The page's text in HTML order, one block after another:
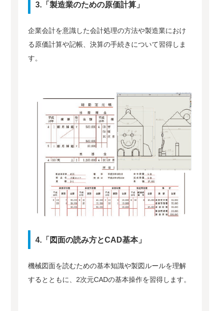
3.「製造業のための原価計算」
企業会計を意識した会計処理の方法や製造業におけ
る原価計算や記帳、決算の手続きについて習得しま
す。
4.「図面の読み方とCAD基本」
機械図面を読むための基本知識や製図ルールを理解
するとともに、2次元CADの基本操作を習得します。